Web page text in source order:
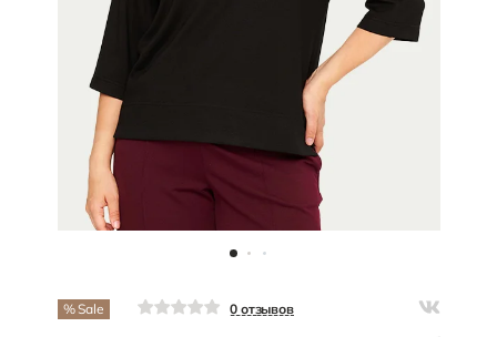
% Sale 0 отзывов